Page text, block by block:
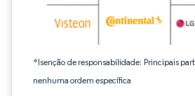
*Isenção de responsabilidade: Principais
nenhuma ordem específica